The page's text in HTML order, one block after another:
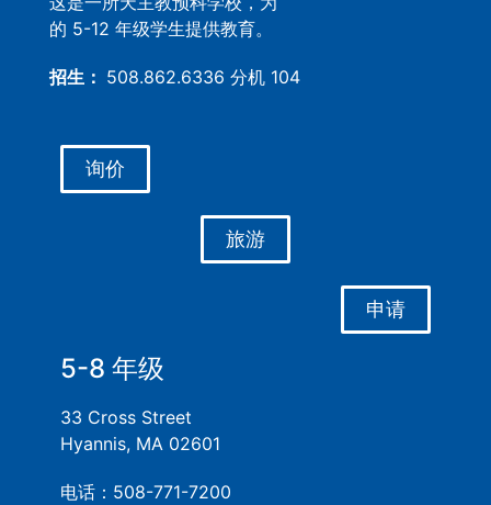
的 5-12 年级学生提供教育。
招生： 508.862.6336 分机 104
询价
旅游
申请
5-8 年级
33 Cross Street
Hyannis, MA 02601
电话：508-771-7200